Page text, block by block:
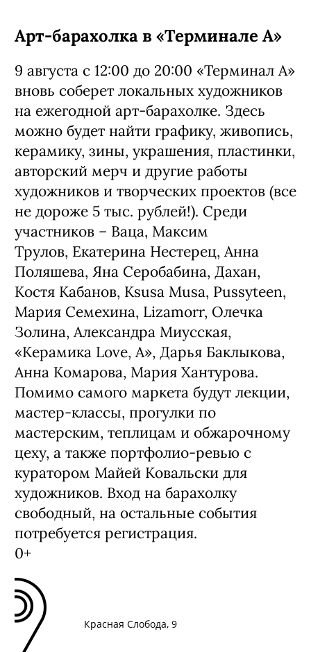
Арт-барахолка в «Терминале А»
9 августа с 12:00 до 20:00 «Терминал А»
вновь соберет локальных художников
на ежегодной арт-барахолке. Здесь
можно будет найти графику, живопись,
керамику, зины, украшения, пластинки,
авторский мерч и другие работы
художников и творческих проектов (все
не дороже 5 тыс. рублей!). Среди
участников – Ваца, Максим
Трулов, Екатерина Нестерец, Анна
Поляшева, Яна Серобабина, Дахан,
Костя Кабанов, Ksusa Musa, Pussyteen,
Мария Семехина, Lizamorr, Олечка
Золина, Александра Миусская,
«Керамика Love, A», Дарья Баклыкова,
Анна Комарова, Мария Хантурова.
Помимо самого маркета будут лекции,
мастер-классы, прогулки по
мастерским, теплицам и обжарочному
цеху, а также портфолио-ревью с
куратором Майей Ковальски для
художников. Вход на барахолку
свободный, на остальные события
потребуется регистрация.
0+
Красная Слобода, 9